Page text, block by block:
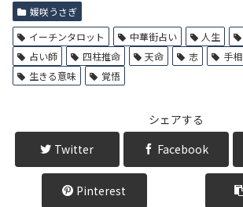
媛咲うさぎ
イーチンタロット
中華街占い 人生
占い師
四柱推命 天命 志 手相
生きる意味
覚悟
シェアする
Twitter
Facebook
Pinterest